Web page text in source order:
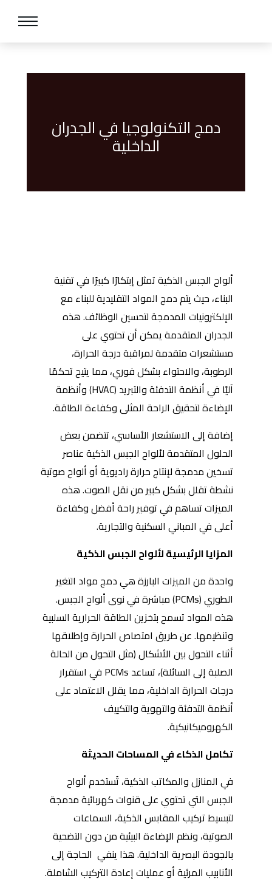
دمج التكنولوجيا في الجدران
الداخلية
ألواح الجبس الذكية تمثل إبتكارًا كبيرًا في تقنية
البناء، حيث يتم دمج المواد التقليدية للبناء مع
الإلكترونيات المدمجة لتحسين الوظائف. هذه
الجدران المتقدمة يمكن أن تحتوي على
مستشعرات متقدمة لمراقبة درجة الحرارة،
الرطوبة، والاحتواء بشكل فوري، مما يتيح تحكمًا
آليًا في أنظمة التدفئة والتبريد (HVAC) وأنظمة
الإضاءة لتحقيق الراحة المثلى وكفاءة الطاقة.
إضافة إلى الاستشعار الأساسي، تتضمن بعض
الحلول المتقدمة لألواح الجبس الذكية عناصر
تسخين مدمجة لإنتاج حرارة راديوية أو ألواح صوتية
نشطة تقلل بشكل كبير من نقل الصوت. هذه
الميزات تساهم في توفير راحة أفضل وكفاءة
أعلى في المباني السكنية والتجارية.
المزايا الرئيسية لألواح الجبس الذكية
واحدة من الميزات البارزة هي دمج مواد التغير
الطوري (PCMs) مباشرة في نوى ألواح الجبس.
هذه المواد تسمح بتخزين الطاقة الحرارية السلبية
وتنظيمها. عن طريق امتصاص الحرارة وإطلاقها
أثناء التحول بين الأشكال (مثل التحول من الحالة
الصلبة إلى السائلة)، تساعد PCMs في استقرار
درجات الحرارة الداخلية، مما يقلل الاعتماد على
أنظمة التدفئة والتهوية والتكييف
الكهروميكانيكية.
تكامل الذكاء في المساحات الحديثة
في المنازل والمكاتب الذكية، تُستخدم ألواح
الجبس التي تحتوي على قنوات كهربائية مدمجة
لتبسيط تركيب المقابس الذكية، السماعات
الصوتية، ونظم الإضاءة البيئية من دون التضحية
بالجودة البصرية الداخلية. هذا ينفي الحاجة إلى
الأنابيب المرئية أو عمليات إعادة التركيب الشاملة.